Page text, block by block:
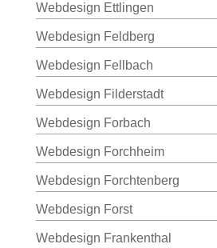
Webdesign Ettlingen
Webdesign Feldberg
Webdesign Fellbach
Webdesign Filderstadt
Webdesign Forbach
Webdesign Forchheim
Webdesign Forchtenberg
Webdesign Forst
Webdesign Frankenthal